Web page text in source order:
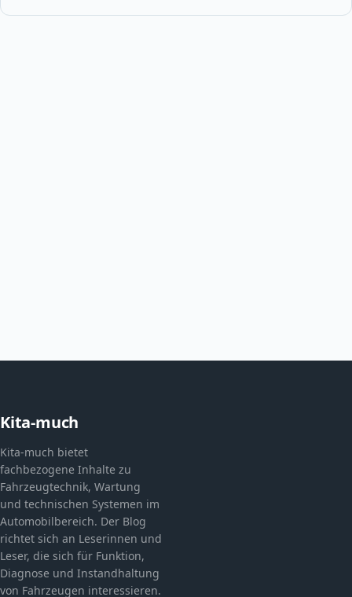
Kita-much
Kita-much bietet
fachbezogene Inhalte zu
Fahrzeugtechnik, Wartung
und technischen Systemen im
Automobilbereich. Der Blog
richtet sich an Leserinnen und
Leser, die sich für Funktion,
Diagnose und Instandhaltung
von Fahrzeugen interessieren.